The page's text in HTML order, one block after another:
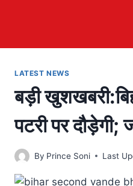
LATEST NEWS
बड़ी
पटरी पर
By Prince Soni Last